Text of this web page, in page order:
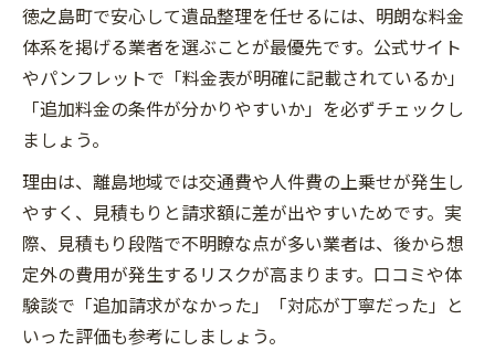
徳之島町で安心して遺品整理を任せるには、明朗な料金
体系を掲げる業者を選ぶことが最優先です。公式サイト
やパンフレットで「料金表が明確に記載されているか」
「追加料金の条件が分かりやすいか」を必ずチェックし
ましょう。
理由は、離島地域では交通費や人件費の上乗せが発生し
やすく、見積もりと請求額に差が出やすいためです。実
際、見積もり段階で不明瞭な点が多い業者は、後から想
定外の費用が発生するリスクが高まります。口コミや体
験談で「追加請求がなかった」「対応が丁寧だった」と
いった評価も参考にしましょう。